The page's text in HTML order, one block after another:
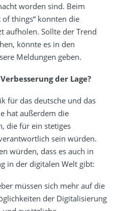
worden sind. Beim
things“ konnten die
aufholen. Sollte der Trend
könnte es in den
Meldungen geben.
der Lage?
für das deutsche und das
hat außerdem die
die für ein stetiges
sein würden.
würden, dass es auch in
in der digitalen Welt gibt:
müssen sich mehr auf die
der Digitalisierung